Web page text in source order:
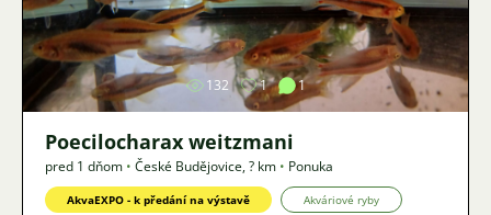
Obrázok
132 1 1
Poecilocharax weitzmani
pred 1 dňom • České Budějovice,? km • Ponuka
AkvaEXPO - k předání na výstavě Akváriové ryby